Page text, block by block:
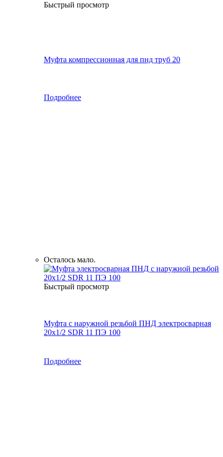
Быстрый просмотр
Муфта компрессионная для пнд труб 20
Подробнее
Осталось мало.
Быстрый просмотр
Муфта с наружной резьбой ПНД электросварная
20x1/2 SDR 11 ПЭ 100
Подробнее